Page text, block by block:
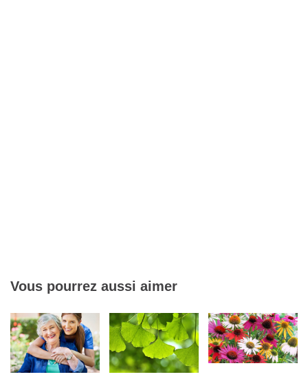
Vous pourrez aussi aimer